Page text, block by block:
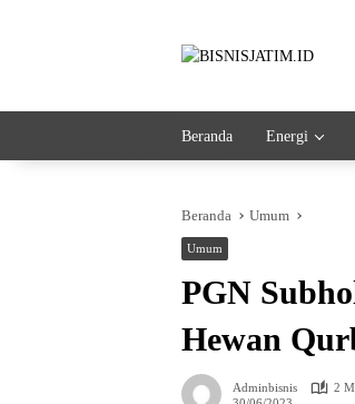
Beranda Energi
Beranda Umum
Umum
PGN
Hewan
Adminbisnis
2